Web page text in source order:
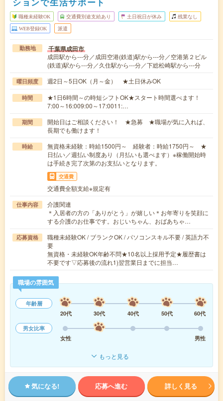
職種未経験OK 交通費別途支給あり 土日祝日が休み 残業なし
WEB登録OK 派遣
勤務地 千葉県成田市
成田駅から---分／成田空港(鉄道)駅から---分／空港第２ビル
(鉄道)駅から---分／久住駅から---分／下総松崎駅から---分
曜日頻度 週2日～5日OK（月～金） ★土日休みOK
時間
★1日6時間～の時短シフトOK★スタート時間選べます！
7:00～16:009:00～17:0011:…
期間
開始日はご相談ください！ ★急募 ★職場が気に入れば、
長期でも働けます！
時給
無資格未経験：時給1500円～ 経験者：時給1750円～ ★
日払い／週払い制度あり（月払いも選べます）※稼働開始時
は手続き完了次第のお支払いとなります。
交通費
交通費全額支給※規定有
仕事内容
介護関連
＊入居者の方の「ありがとう」が嬉しい＊お年寄りを笑顔に
する介護のお仕事です。おじいちゃん、おばあちゃ…
応募資格
職種未経験OK / ブランクOK / パソコンスキル不要 / 英語力不
要
無資格・未経験OK年齢不問★10名以上採用予定★履歴書は
不要です▽応募後の流れ1)翌営業日までに担当…
職場の雰囲気
年齢層
20代
30代 40代 50代
60代
男女比率
女性
男性
もっと見る
気になる! 応募へ進む 詳しく見る